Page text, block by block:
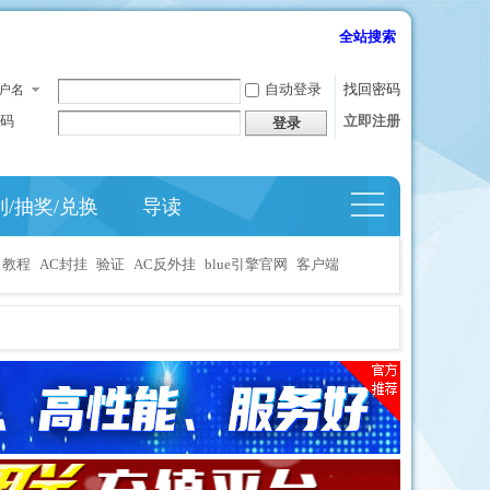
全站搜索
名 自动登录
找回密码
登录 立即注册
/抽奖/兑换 导读
教程 AC封挂 验证 AC反外挂 blue引擎官网 客户端